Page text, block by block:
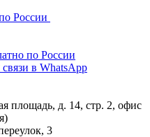
России
по России
в WhatsApp
площадь, д. 14, стр. 2, офис
3